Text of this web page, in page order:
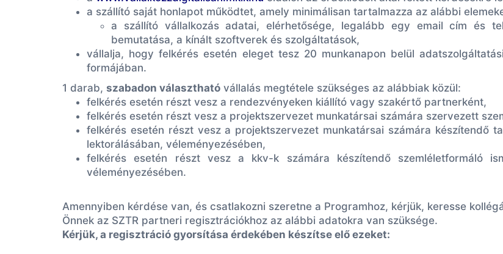
a szállító saját honlapot működtet, amely minimálisan tartalmazza az alábbi
a szállító vállalkozás adatai, elérhetősége, legalább egy email cím és
bemutatása, a kínált szoftverek és szolgáltatások,
vállalja, hogy felkérés esetén eleget tesz 20 munkanapon belül
formájában.
1 darab, szabadon választható vállalás megtétele szükséges az alábbiak közül:
felkérés esetén részt vesz a rendezvényeken kiállító vagy szakértő partnerként,
felkérés esetén részt vesz a projektszervezet munkatársai számára szervezett
felkérés esetén részt vesz a projektszervezet munkatársai számára készítendő
lektorálásában, véleményezésében,
felkérés esetén részt vesz a kkv-k számára készítendő szemléletformáló
véleményezésében.
Amennyiben kérdése van, és csatlakozni szeretne a Programhoz, kérjük, keresse
Önnek az SZTR partneri regisztrációkhoz az alábbi adatokra van szüksége.
Kérjük, a regisztráció gyorsítása érdekében készítse elő ezeket: